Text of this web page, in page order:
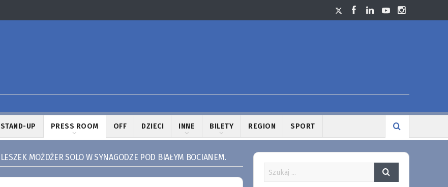
STAND-UP PRESS ROOM OFF DZIECI INNE BILETY REGION SPORT
LESZEK MOŻDŻER SOLO W SYNAGODZE POD BIAŁYM BOCIANEM.